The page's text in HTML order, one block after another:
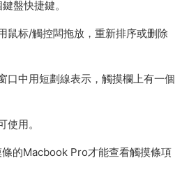
盤快捷鍵。
鼠标/觸控闆拖放，重新排序或删除
口中用短劃線表示，觸摸欄上有一個
用。
的Macbook Pro才能查看觸摸條項